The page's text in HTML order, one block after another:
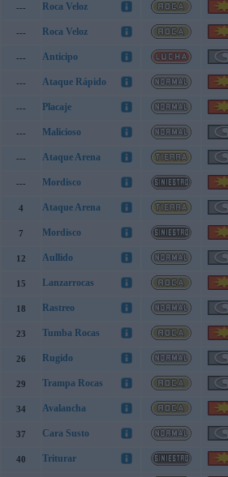
--- Roca Veloz
--- Roca Veloz
--- Anticipo
--- Ataque Rápido
--- Placaje
--- Malicioso
--- Ataque Arena
--- Mordisco
4 Ataque Arena
7 Mordisco
12 Aullido
15 Lanzarrocas
18 Rastreo
23 Tumba Rocas
26 Rugido
29 Trampa Rocas
34 Avalancha
37 Cara Susto
40 Triturar